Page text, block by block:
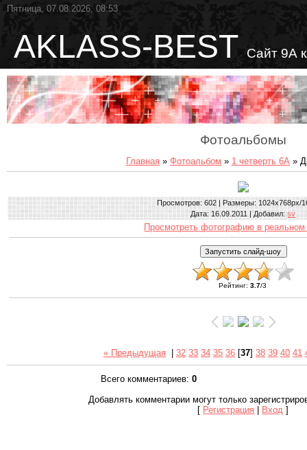
Пятница, 07.08.2026, 08:53
AKLASS-BEST Сайт 9А
Фотоальбомы
Главная » Фотоальбом » 1 четверть 6А »
Просмотров: 602 | Размеры: 1024x768px/
Дата: 16.09.2011 | Добавил:sv
Просмотреть фотографию в реальном
Рейтинг:3.7/3
« Предыдущая 32 33 34 35 36 [37] 38 39 40 41
Всего комментариев: 0
Добавлять комментарии могут только
[ Регистрация | Вход ]